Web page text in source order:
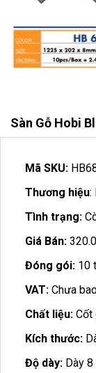
Sàn Gỗ Hobi
Mã SKU:
Thương hiệu:
Tình trạng:
Giá Bán:
Đóng gói: 10
VAT: Chưa
Chất liệu: Cốt
Kích thước:
Độ dày: Dày